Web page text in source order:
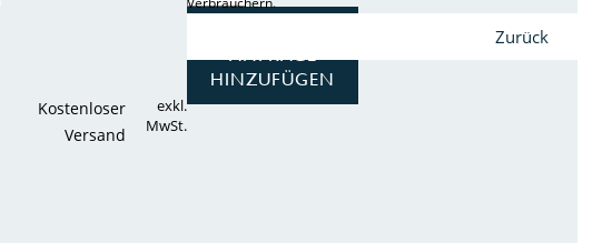
Kostenloser
Versand
exkl.
MwSt.
ANFRAGE
HINZUFÜGEN
Zurück